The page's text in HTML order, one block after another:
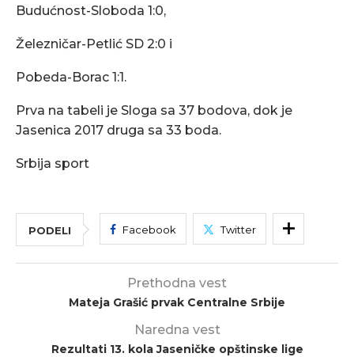
Budućnost-Sloboda 1:0,
Železničar-Petlić SD 2:0 i
Pobeda-Borac 1:1.
Prva na tabeli je Sloga sa 37 bodova, dok je
Jasenica 2017 druga sa 33 boda.
Srbija sport
PODELI Facebook Twitter
Prethodna vest
Mateja Grašić prvak Centralne Srbije
Naredna vest
Rezultati 13. kola Jaseničke opštinske lige